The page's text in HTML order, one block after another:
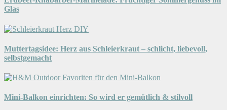
Glas
Muttertagsidee: Herz aus Schleierkraut – schlicht, liebevoll,
selbstgemacht
Mini-Balkon einrichten: So wird er gemütlich & stilvoll